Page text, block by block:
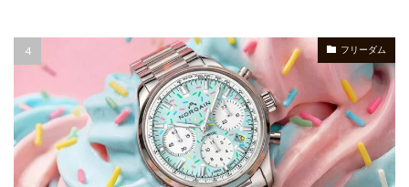
フリーダム